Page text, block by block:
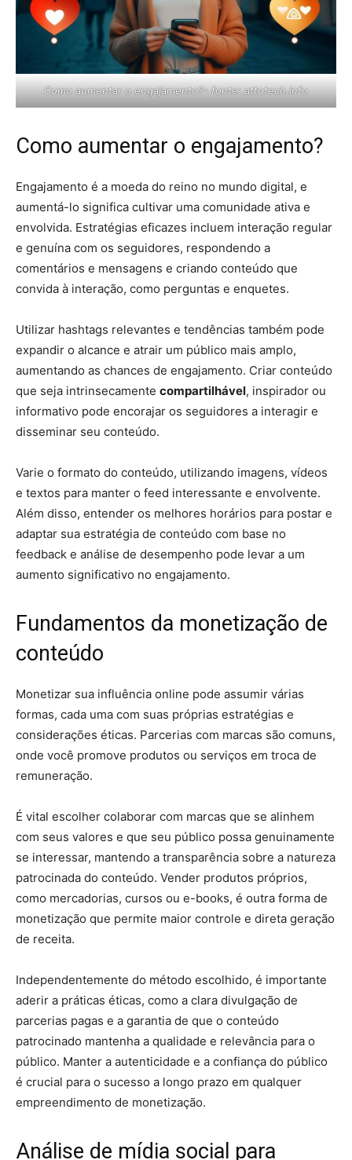
Como aumentar o engajamento?- fonte: attotech.info
Como aumentar o engajamento?
Engajamento é a moeda do reino no mundo digital, e
aumentá-lo significa cultivar uma comunidade ativa e
envolvida. Estratégias eficazes incluem interação regular
e genuína com os seguidores, respondendo a
comentários e mensagens e criando conteúdo que
convida à interação, como perguntas e enquetes.
Utilizar hashtags relevantes e tendências também pode
expandir o alcance e atrair um público mais amplo,
aumentando as chances de engajamento. Criar conteúdo
que seja intrinsecamente compartilhável, inspirador ou
informativo pode encorajar os seguidores a interagir e
disseminar seu conteúdo.
Varie o formato do conteúdo, utilizando imagens, vídeos
e textos para manter o feed interessante e envolvente.
Além disso, entender os melhores horários para postar e
adaptar sua estratégia de conteúdo com base no
feedback e análise de desempenho pode levar a um
aumento significativo no engajamento.
Fundamentos da monetização de
conteúdo
Monetizar sua influência online pode assumir várias
formas, cada uma com suas próprias estratégias e
considerações éticas. Parcerias com marcas são comuns,
onde você promove produtos ou serviços em troca de
remuneração.
É vital escolher colaborar com marcas que se alinhem
com seus valores e que seu público possa genuinamente
se interessar, mantendo a transparência sobre a natureza
patrocinada do conteúdo. Vender produtos próprios,
como mercadorias, cursos ou e-books, é outra forma de
monetização que permite maior controle e direta geração
de receita.
Independentemente do método escolhido, é importante
aderir a práticas éticas, como a clara divulgação de
parcerias pagas e a garantia de que o conteúdo
patrocinado mantenha a qualidade e relevância para o
público. Manter a autenticidade e a confiança do público
é crucial para o sucesso a longo prazo em qualquer
empreendimento de monetização.
Análise de mídia social para